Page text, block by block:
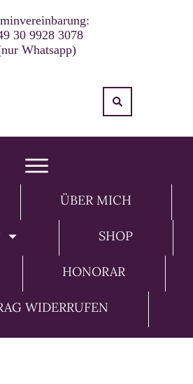
30 9928 3078
Whatsapp)
ÜBER MICH
SHOP
HONORAR
WIDERRUFEN